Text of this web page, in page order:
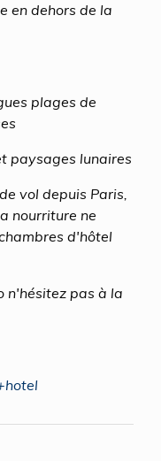
en dehors de la
plages de
paysages lunaires
vol depuis Paris,
nourriture ne
d'hôtel
n'hésitez pas à la